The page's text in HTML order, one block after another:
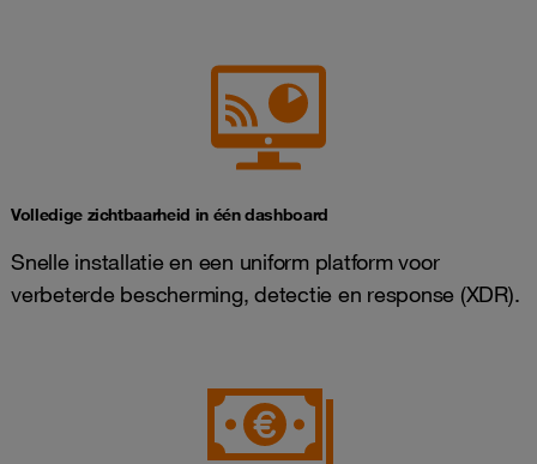
Volledige zichtbaarheid in één dashboard
Snelle installatie en een uniform platform voor
verbeterde bescherming, detectie en response (XDR).